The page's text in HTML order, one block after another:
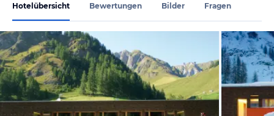
Hotelübersicht Bewertungen Bilder Fragen